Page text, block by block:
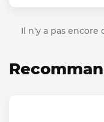
Il n'y a pas encore